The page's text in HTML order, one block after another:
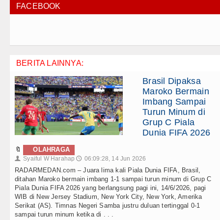
FACEBOOK
BERITA LAINNYA:
Brasil Dipaksa
Maroko Bermain
Imbang Sampai
Turun Minum di
Grup C Piala
Dunia FIFA 2026
🔖 OLAHRAGA
👤 Syaiful W Harahap 🕔 06:09:28, 14 Jun 2026
RADARMEDAN.com – Juara lima kali Piala Dunia FIFA, Brasil,
ditahan Maroko bermain imbang 1-1 sampai turun minum di Grup C
Piala Dunia FIFA 2026 yang berlangsung pagi ini, 14/6/2026, pagi
WIB di New Jersey Stadium, New York City, New York, Amerika
Serikat (AS). Timnas Negeri Samba justru duluan tertinggal 0-1
sampai turun minum ketika di . . .